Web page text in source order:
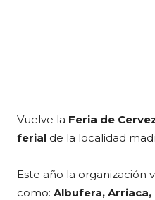
Vuelve la Feria de
ferial de la localidad
Este año la organización
como: Albufera, Arriaca,